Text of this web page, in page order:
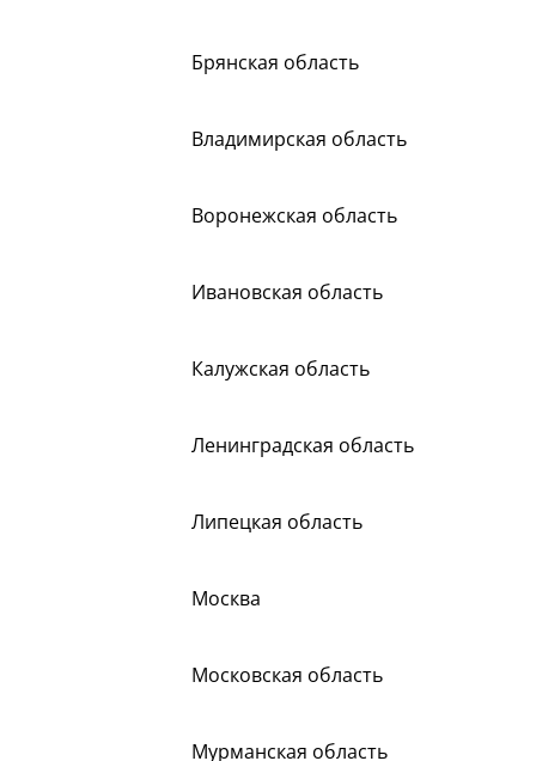
Брянская область
Владимирская область
Воронежская область
Ивановская область
Калужская область
Ленинградская область
Липецкая область
Москва
Московская область
Мурманская область